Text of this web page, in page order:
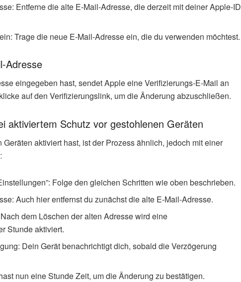
Entferne die alte E-Mail-Adresse, die derzeit mit deiner Apple-ID
Trage die neue E-Mail-Adresse ein, die du verwenden möchtest.
Adresse
eingegeben hast, sendet Apple eine Verifizierungs-E-Mail an
auf den Verifizierungslink, um die Änderung abzuschließen.
aktiviertem Schutz vor gestohlenen Geräten
aktiviert hast, ist der Prozess ähnlich, jedoch mit einer
Folge den gleichen Schritten wie oben beschrieben.
Auch hier entfernst du zunächst die alte E-Mail-Adresse.
dem Löschen der alten Adresse wird eine
Stunde aktiviert.
Dein Gerät benachrichtigt dich, sobald die Verzögerung
nun eine Stunde Zeit, um die Änderung zu bestätigen.